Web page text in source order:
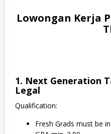
Lowongan Kerja
1. Next Generation
Legal
Qualification:
Fresh Grads must be